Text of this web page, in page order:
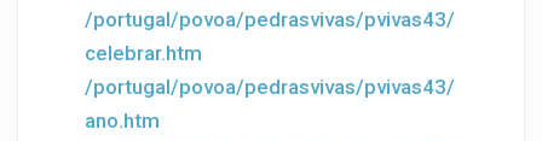
/portugal/povoa/pedrasvivas/pvivas43/
celebrar.htm
/portugal/povoa/pedrasvivas/pvivas43/
ano.htm